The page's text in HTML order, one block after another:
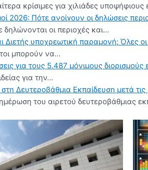
κρίσιμες για χιλιάδες
2026: Πότε ανοίγουν οι δηλώσεις
δηλώνονται οι περιοχές και…
Διετής υποχρεωτική παραμονή: Όλες
μπορούν να…
για τους 5.487 μόνιμους
για την…
Δευτεροβάθμια Εκπαίδευση μετά
του αιρετού